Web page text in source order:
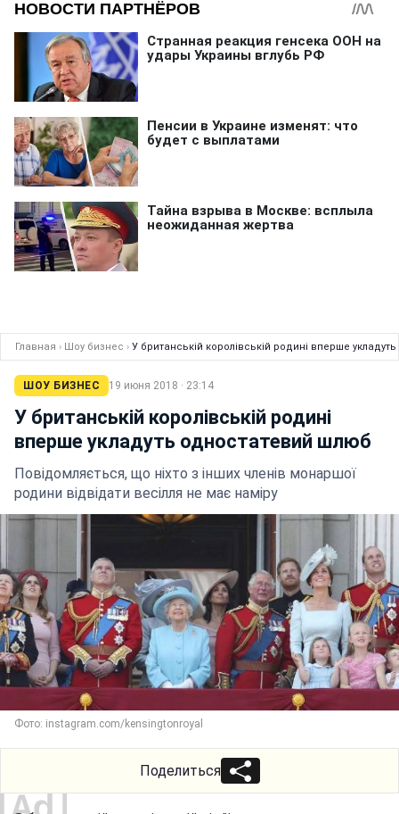
Главная › Шоу бизнес › У британській королівській родині вперше
ШОУ БИЗНЕС 19 июня 2018 · 23:14
У британській королівській родині
вперше укладуть одностатевий шлюб
Повідомляється, що ніхто з інших членів монаршої
родини відвідати весілля не має наміру
Фото: instagram.com/kensingtonroyal
Поделиться